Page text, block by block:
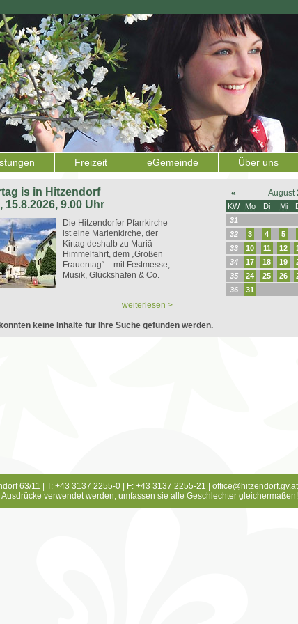
Freizeit eGemeinde Über uns
is in Hitzendorf
15.8.2026, 9.00 Uhr
Die Hitzendorfer Pfarrkirche
ist eine Marienkirche, der
Kirtag deshalb zu Mariä
Himmelfahrt, dem „Großen
Frauentag“ – mit Festmesse,
Musik, Glückshafen & Co.
weiterlesen >
« August
KW Mo Di Mi
31
32
3 4 5
33
10 11 12
34
17 18 19
35
24 25 26
36
31
keine Inhalte für Ihre Suche gefunden werden.
63/11 | T: +43 3137 2255-0 | F: +43 3137 2255-21 | office@hitzendorf.gv.at
verwendet werden, umfassen sie alle Geschlechter gleichermaßen!